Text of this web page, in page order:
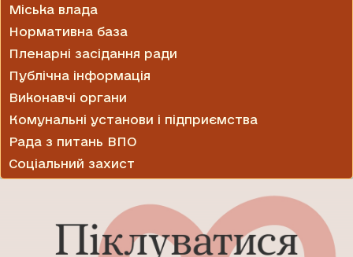
Міська влада
Нормативна база
Пленарні засідання ради
Публічна інформація
Виконавчі органи
Комунальні установи і підприємства
Рада з питань ВПО
Соціальний захист